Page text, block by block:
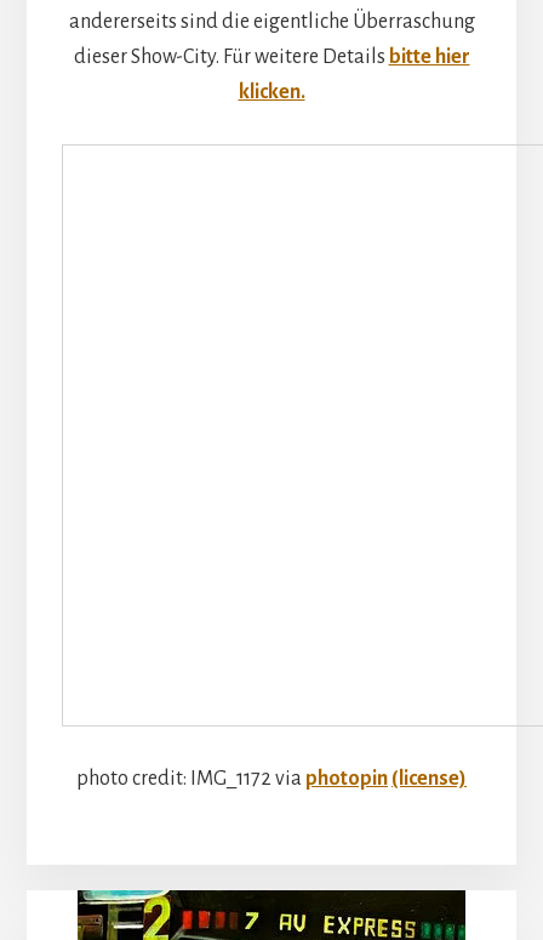
andererseits sind die eigentliche Überraschung
dieser Show-City. Für weitere Details bitte hier
klicken.
photo credit: IMG_1172 via photopin (license)